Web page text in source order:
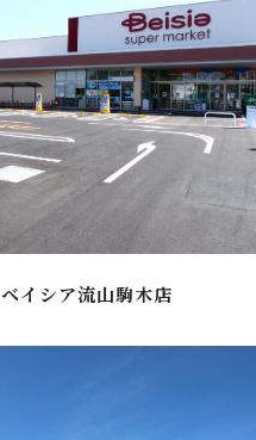
ベイシア流山駒木店